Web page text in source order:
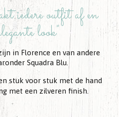
iedere outfit af en
look"
in Florence en van andere
Squadra Blu.
stuk voor stuk met de hand
met een zilveren finish.